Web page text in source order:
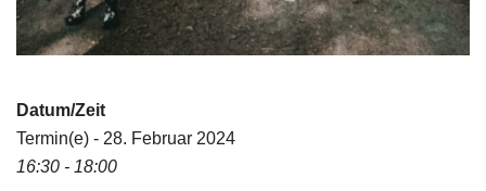
Datum/Zeit
Termin(e) - 28. Februar 2024
16:30 - 18:00